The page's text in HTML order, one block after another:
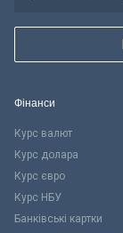
Фінанси
Курс валют
Курс долара
Курс євро
Курс НБУ
Банківські картки